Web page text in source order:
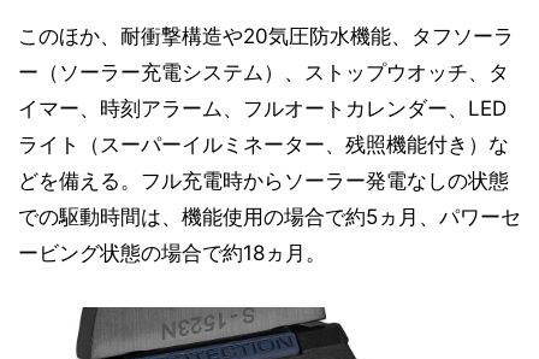
このほか、耐衝撃構造や20気圧防水機能、タフソーラ
ー（ソーラー充電システム）、ストップウオッチ、タ
イマー、時刻アラーム、フルオートカレンダー、LED
ライト（スーパーイルミネーター、残照機能付き）な
どを備える。フル充電時からソーラー発電なしの状態
での駆動時間は、機能使用の場合で約5ヵ月、パワーセ
ービング状態の場合で約18ヵ月。